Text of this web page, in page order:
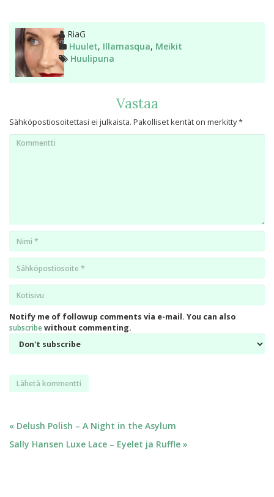
Kirjoittaja
RiaG
Kategoriat
Huulet, Illamasqua, Meikit
Avainsanat
Huulipuna
Vastaa
Sähköpostiosoitettasi ei julkaista. Pakolliset kentät on merkitty*
Kommentti
Notify me of followup comments via e-mail. You can also
subscribewithout commenting.
Artikkelien
« Delush Polish – A Night in the Asylum
Sally Hansen Luxe Lace – Eyelet ja Ruffle »